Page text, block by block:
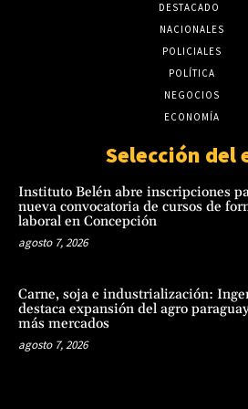
DESTACADO
NACIONALES
POLICIALES
POLÍTICA
NEGOCIOS
ECONOMÍA
Selección del
Instituto Belén abre inscripciones
nueva convocatoria de cursos de
laboral en Concepción
agosto 7, 2026
Carne, soja e industrialización:
destaca expansión del agro
más mercados
agosto 7, 2026